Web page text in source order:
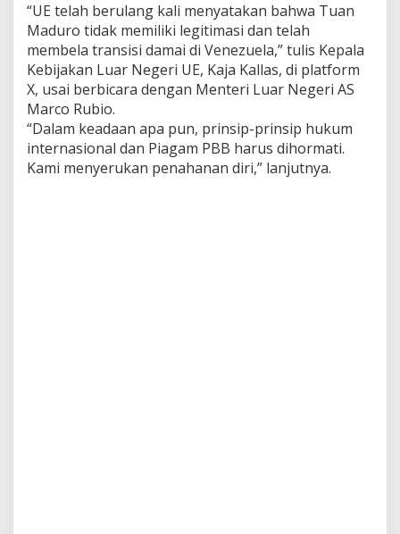
C
h
i
n
a
d
n
R
u
s
“UE telah berulang kali menyatakan bahwa Tuan
Maduro tidak memiliki legitimasi dan telah
membela transisi damai di Venezuela,” tulis Kepala
Kebijakan Luar Negeri UE, Kaja Kallas, di platform
X, usai berbicara dengan Menteri Luar Negeri AS
Marco Rubio.
“Dalam keadaan apa pun, prinsip-prinsip hukum
internasional dan Piagam PBB harus dihormati.
Kami menyerukan penahanan diri,” lanjutnya.